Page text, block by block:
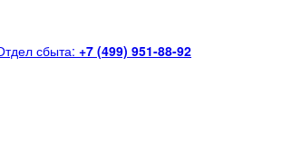
сбыта: +7 (499) 951-88-92